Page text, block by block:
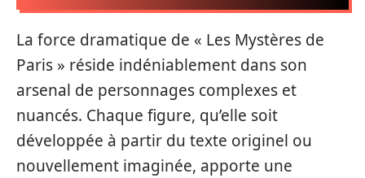
La force dramatique de « Les Mystères de
Paris » réside indéniablement dans son
arsenal de personnages complexes et
nuancés. Chaque figure, qu’elle soit
développée à partir du texte originel ou
nouvellement imaginée, apporte une